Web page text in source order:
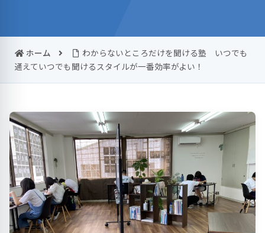
ホーム
わからないところだけを聞ける塾 いつでも
通えていつでも聞けるスタイルが一番効率がよい！